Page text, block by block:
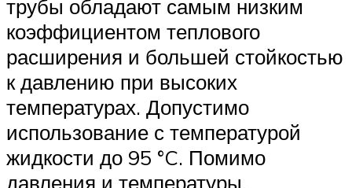
трубы обладают самым низким
коэффициентом теплового
расширения и большей стойкостью
к давлению при высоких
температурах. Допустимо
использование с температурой
жидкости до 95 °C. Помимо
давления и температуры,